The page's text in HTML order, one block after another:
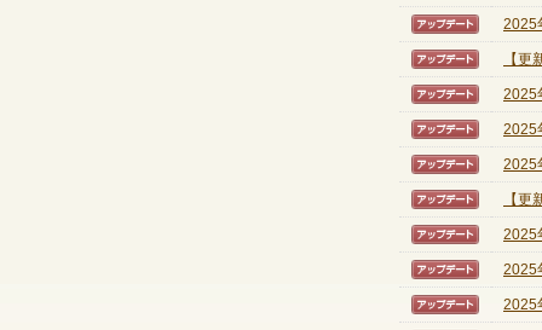
【ア
2025
【ア
【
【ア
2025
【ア
2025
【ア
2025
【ア
【
【ア
2025
【ア
2025
【ア
2025